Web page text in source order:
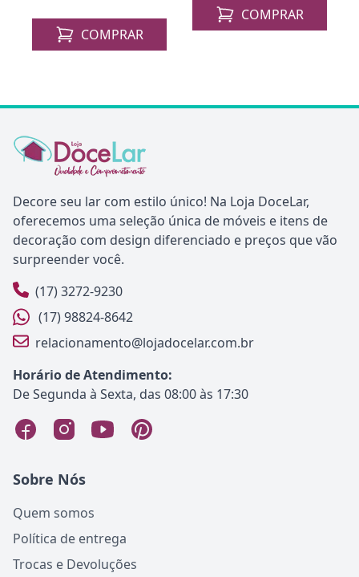
COMPRAR
COMPRAR
Decore seu lar com estilo único! Na Loja DoceLar,
oferecemos uma seleção única de móveis e itens de
decoração com design diferenciado e preços que vão
surpreender você.
(17) 3272-9230
(17) 98824-8642
relacionamento@lojadocelar.com.br
Horário de Atendimento:
De Segunda à Sexta, das 08:00 às 17:30
Sobre Nós
Quem somos
Política de entrega
Trocas e Devoluções